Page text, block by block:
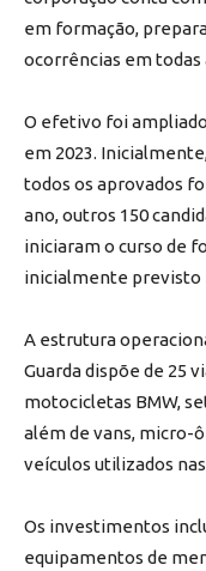
em formação,
ocorrências em todas
O efetivo foi
em 2023.
todos os aprovados
ano, outros 150
iniciaram o curso de
inicialmente previsto
A estrutura
Guarda dispõe de 25
motocicletas BMW,
além de vans, micro-
veículos utilizados
Os investimentos
equipamentos de